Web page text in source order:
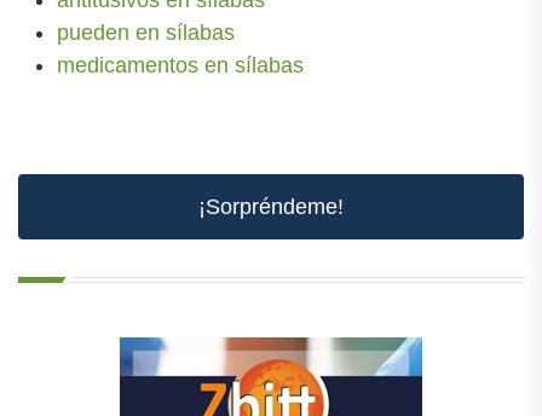
pueden en sílabas
medicamentos en sílabas
¡Sorpréndeme!